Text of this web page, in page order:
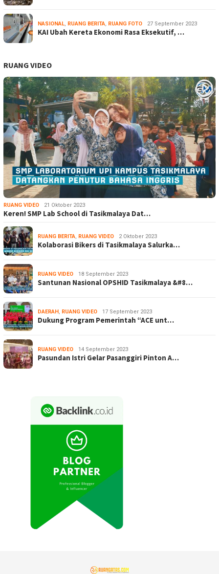
NASIONAL, RUANG BERITA, RUANG FOTO 27 September 2023
KAI Ubah Kereta Ekonomi Rasa Eksekutif, …
RUANG VIDEO
RUANG VIDEO 21 Oktober 2023
Keren! SMP Lab School di Tasikmalaya Dat…
RUANG BERITA, RUANG VIDEO 2 Oktober 2023
Kolaborasi Bikers di Tasikmalaya Salurka…
RUANG VIDEO 18 September 2023
Santunan Nasional OPSHID Tasikmalaya &#8…
DAERAH , RUANG VIDEO 17 September 2023
Dukung Program Pemerintah “ACE unt…
RUANG VIDEO 14 September 2023
Pasundan Istri Gelar Pasanggiri Pinton A…